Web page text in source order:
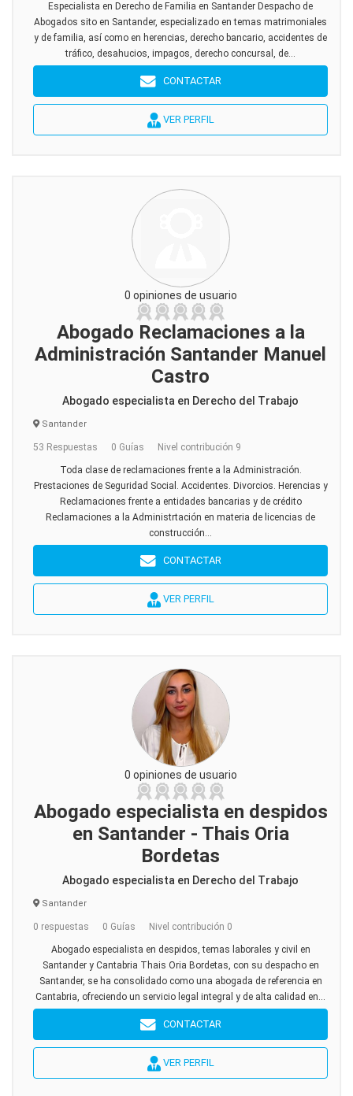
Especialista en Derecho de Familia en Santander Despacho de
Abogados sito en Santander, especializado en temas matrimoniales
y de familia, así como en herencias, derecho bancario, accidentes de
tráfico, desahucios, impagos, derecho concursal, de...
CONTACTAR
VER PERFIL
0 opiniones de usuario
Abogado Reclamaciones a la
Administración Santander Manuel
Castro
Abogado especialista en Derecho del Trabajo
Santander
53 Respuestas 0 Guías Nivel contribución 9
Toda clase de reclamaciones frente a la Administración.
Prestaciones de Seguridad Social. Accidentes. Divorcios. Herencias y
Reclamaciones frente a entidades bancarias y de crédito
Reclamaciones a la Administrtación en materia de licencias de
construcción...
CONTACTAR
VER PERFIL
0 opiniones de usuario
Abogado especialista en despidos
en Santander - Thais Oria
Bordetas
Abogado especialista en Derecho del Trabajo
Santander
0 respuestas 0 Guías Nivel contribución 0
Abogado especialista en despidos, temas laborales y civil en
Santander y Cantabria Thais Oria Bordetas, con su despacho en
Santander, se ha consolidado como una abogada de referencia en
Cantabria, ofreciendo un servicio legal integral y de alta calidad en...
CONTACTAR
VER PERFIL